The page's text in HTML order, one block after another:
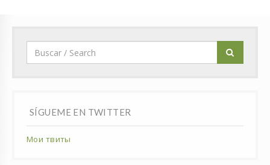
SÍGUEME EN TWITTER
Мои твиты